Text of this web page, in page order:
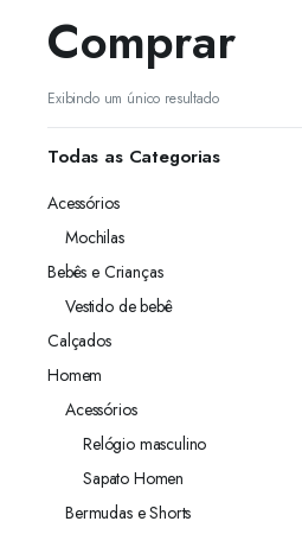
Comprar
Exibindo um único resultado
Todas as Categorias
Acessórios
Mochilas
Bebês e Crianças
Vestido de bebê
Calçados
Homem
Acessórios
Relógio masculino
Sapato Homen
Bermudas e Shorts